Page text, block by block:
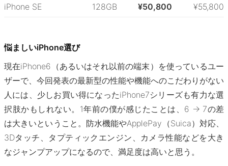
iPhone SE 128GB ¥50,800 ¥55,800
悩ましいiPhone選び
現在iPhone6（あるいはそれ以前の端末）を使っているユー
ザーで、今回発表の最新型の性能や機能へのこだわりがない
人には、少しお買い得になったiPhone7シリーズも有力な選
択肢かもしれない。1年前の僕が感じたことは、6 → 7の差
は大きいということ。防水機能やApplePay（Suica）対応、
3Dタッチ、タプティックエンジン、カメラ性能などを大き
なジャンプアップになるので、満足度は高いと思う。